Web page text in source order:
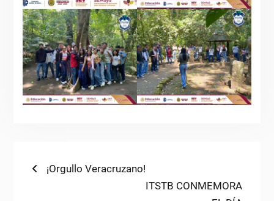
Navegación
Previous
¡Orgullo Veracruzano!
Next
ITSTB CONMEMORA